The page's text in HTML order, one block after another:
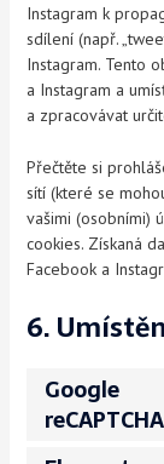
Instagram k
sdílení (např.
Instagram. Tento
a Instagram a
a zpracovávat
Přečtěte si
sítí (které se
vašimi (osobními)
cookies. Získaná
Facebook a
6.
Google
reCAPTCHA